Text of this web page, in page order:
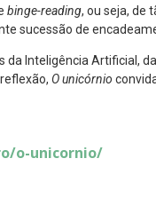
binge-reading, ou seja, de
sucessão de
da Inteligência Artificial,
O unicórnio
o-unicornio/